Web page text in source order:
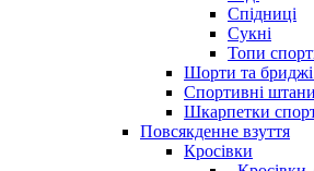
Спідниці
Сукні
Топи
Шорти та бриджі
Спортивні штани
Шкарпетки
Повсякденне взуття
Кросівки